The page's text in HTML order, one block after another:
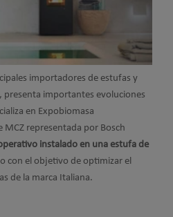
importadores de estufas y
presenta importantes evoluciones
en Expobiomasa
MCZ representada por Bosch
instalado en una estufa de
con el objetivo de optimizar el
de la marca Italiana.